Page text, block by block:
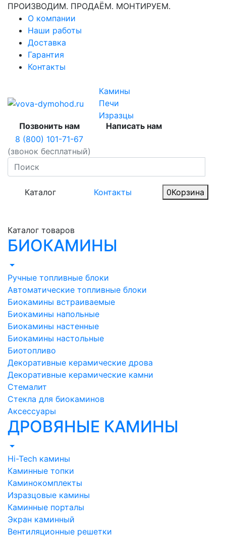
ПРОИЗВОДИМ. ПРОДАЁМ. МОНТИРУЕМ.
О компании
Наши работы
Доставка
Гарантия
Контакты
Камины
Печи
Изразцы
Позвонить нам
8 (800) 101-71-67
(звонок бесплатный)
Написать нам
Каталог Контакты 0Корзина
Каталог товаров
БИОКАМИНЫ
Ручные топливные блоки
Автоматические топливные блоки
Биокамины встраиваемые
Биокамины напольные
Биокамины настенные
Биокамины настольные
Биотопливо
Декоративные керамические дрова
Декоративные керамические камни
Стемалит
Стекла для биокаминов
Аксессуары
ДРОВЯНЫЕ КАМИНЫ
Hi-Tech камины
Каминные топки
Каминокомплекты
Изразцовые камины
Каминные порталы
Экран каминный
Вентиляционные решетки